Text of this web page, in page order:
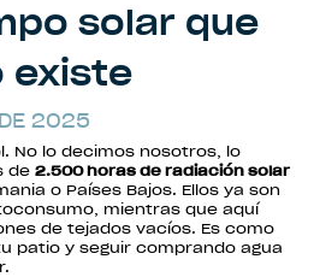
solar que
existe
2025
No lo decimos nosotros, lo
de 2.500 horas de radiación solar
o Países Bajos. Ellos ya son
mientras que aquí
de tejados vacíos. Es como
patio y seguir comprando agua